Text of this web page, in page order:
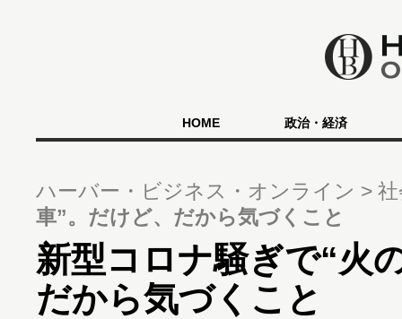
HOME 政治・経済
ハーバー・ビジネス・オンライン
車”。だけど、だから気づくこと
新型コロナ騒ぎで“火
だから気づくこと